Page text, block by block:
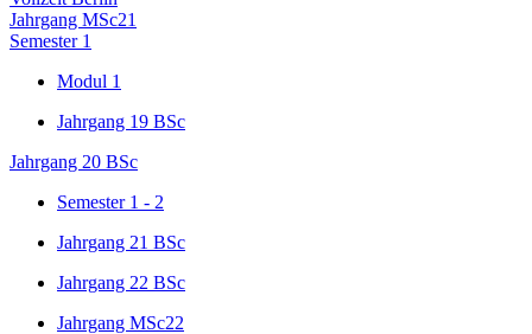
Jahrgang MSc21
Semester 1
Modul 1
Jahrgang 19 BSc
Jahrgang 20 BSc
Semester 1 - 2
Jahrgang 21 BSc
Jahrgang 22 BSc
Jahrgang MSc22